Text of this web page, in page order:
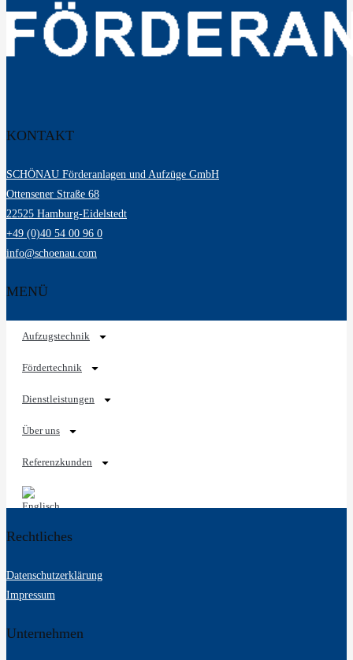
KONTAKT
SCHÖNAU Förderanlagen und Aufzüge GmbH
Ottensener Straße 68
22525 Hamburg-Eidelstedt
+49 (0)40 54 00 96 0
info@schoenau.com
MENÜ
Aufzugstechnik
Fördertechnik
Dienstleistungen
Über uns
Referenzkunden
Rechtliches
Datenschutzerklärung
Impressum
Unternehmen